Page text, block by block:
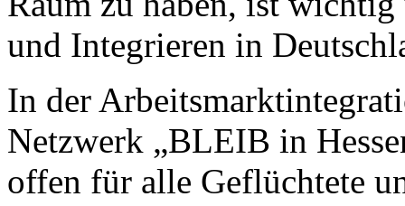
und Integrieren in
In der
Netzwerk „BLEIB in
offen für alle Geflüchtete